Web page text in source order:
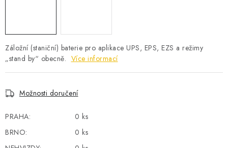
STARTOVACÍ ZDROJE
TESTERY BATERIÍ
BATERIE PRO VYSAVAČE
Záložní (staniční) baterie pro aplikace UPS, EPS, EZS a režimy
„stand by“ obecně. Více informací
Možnosti doručení
PRAHA:
0 ks
BRNO:
0 ks